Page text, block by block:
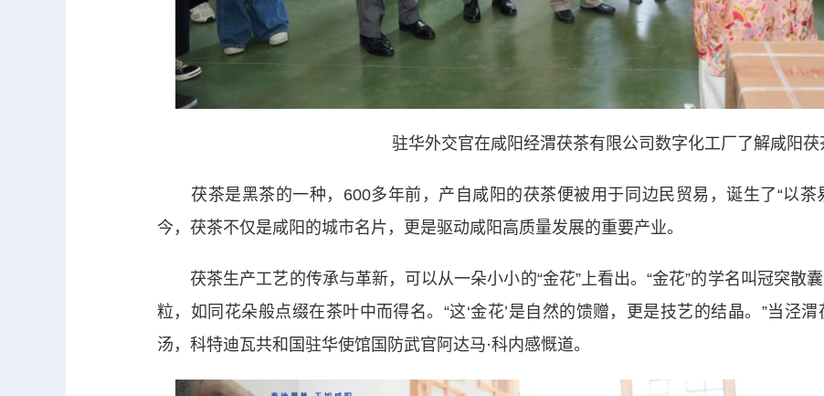
驻华外交官在咸阳经渭茯茶有限公司数字化工厂了解咸阳茯
茯茶是黑茶的一种，600多年前，产自咸阳的茯茶便被用于同边民贸易，诞生了“以茶
今，茯茶不仅是咸阳的城市名片，更是驱动咸阳高质量发展的重要产业。
茯茶生产工艺的传承与革新，可以从一朵小小的“金花”上看出。“金花”的学名叫冠突散
粒，如同花朵般点缀在茶叶中而得名。“这‘金花’是自然的馈赠，更是技艺的结晶。”当泾
汤，科特迪瓦共和国驻华使馆国防武官阿达马·科内感慨道。